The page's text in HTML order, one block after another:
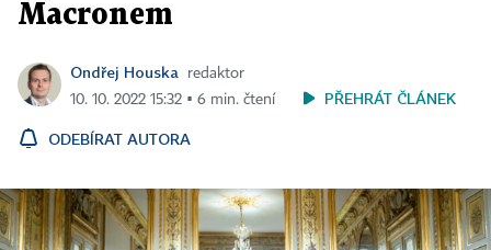
Macronem
Ondřej Houska
redaktor
10. 10. 2022 15:32 ▪ 6 min. čtení
PŘEHRÁT ČLÁNEK
ODEBÍRAT AUTORA